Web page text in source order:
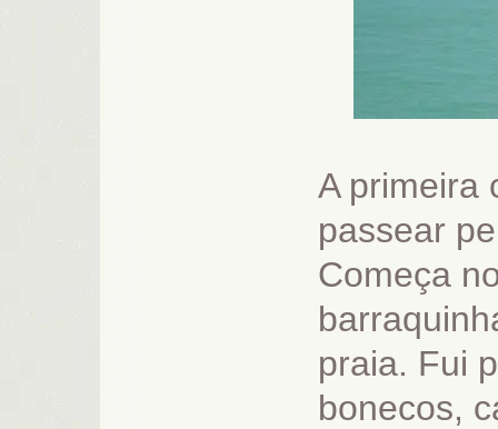
A primeira
passear
Começa
praia. Fui
bonecos,